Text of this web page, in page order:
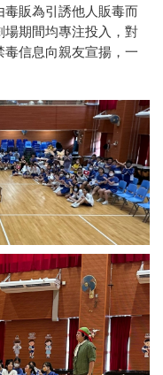
販為引誘他人販毒而
期間均專注投入，對
信息向親友宣揚，一